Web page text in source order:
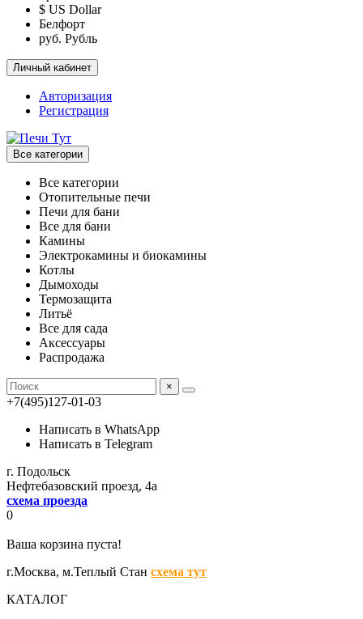
$ US Dollar
Белфорт
руб. Рубль
Личный кабинет
Авторизация
Регистрация
Все категории
Все категории
Отопительные печи
Печи для бани
Все для бани
Камины
Электрокамины и биокамины
Котлы
Дымоходы
Термозащита
Литьё
Все для сада
Аксессуары
Распродажа
×
+7(495)127-01-03
Написать в WhatsApp
Написать в Telegram
г. Подольск
Нефтебазовский проезд, 4а
схема проезда
0
Ваша корзина пуста!
г.Москва, м.Теплый Стан схема тут
КАТАЛОГ